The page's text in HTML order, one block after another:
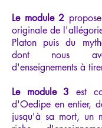
Le module 2
originale de
Platon puis du
dont nous
d'enseignements à
Le module 3 est
d'Oedipe en entier,
jusqu'à sa mort, un